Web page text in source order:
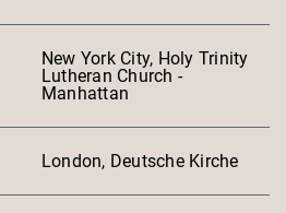
New York City, Holy Trinity
Lutheran Church -
Manhattan
London, Deutsche Kirche